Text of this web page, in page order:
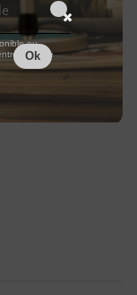
ou
la fin de
Ok